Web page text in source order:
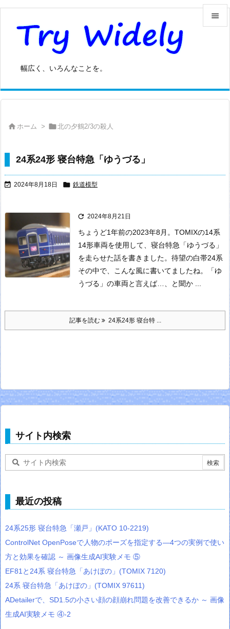
幅広く、いろんなことを。


前へ
 ホーム > 北の夕鶴2/3の殺人
24系24形 寝台特急「ゆうづる」
 2024年8月18日  鉄道模型
 2024年8月21日
ちょうど1年前の2023年8月。TOMIXの14系
14形車両を使用して、寝台特急「ゆうづる」
を走らせた話を書きました。 待望の白帯24系
その中で、こんな風に書いてましたね。
「ゆ
うづる」の車両と言えば…、と聞か ...
記事を読む 24系24形 寝台特 ...
サイト内検索
最近の投稿
24系25形 寝台特急「瀬戸」(KATO 10-2219)
ControlNet OpenPoseで人物のポーズを指定する―4つの実例で使い
方と効果を確認 ～ 画像生成AI実験メモ ⑤
EF81と24系 寝台特急「あけぼの」(TOMIX 7120)
24系 寝台特急「あけぼの」(TOMIX 97611)
ADetailerで、SD1.5の小さい顔の顔崩れ問題を改善できるか ～ 画像
生成AI実験メモ ④-2